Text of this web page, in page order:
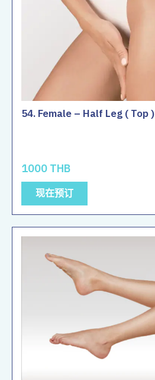
54. Female – Half Leg ( Top )
1000 THB
现在预订